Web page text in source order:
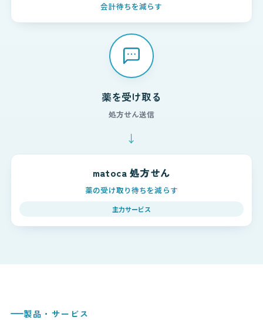
会計待ちを減らす
薬を受け取る
処方せん送信
↓
matoca 処方せん
薬の受け取り待ちを減らす
主力サービス
製品・サービス